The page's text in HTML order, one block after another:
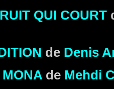
QUI COURT
de Denis
MONA de Mehdi